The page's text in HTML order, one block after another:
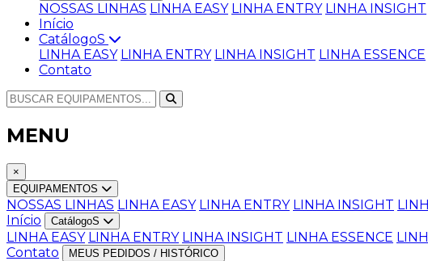
NOSSAS LINHAS LINHA EASY LINHA ENTRY LINHA INSIGHT
Início
CatálogoS
LINHA EASY LINHA ENTRY LINHA INSIGHT LINHA ESSENCE
Contato
MENU
×
EQUIPAMENTOS
NOSSAS LINHAS LINHA EASY LINHA ENTRY LINHA INSIGHT
Início
CatálogoS
LINHA EASY LINHA ENTRY LINHA INSIGHT LINHA ESSENCE
Contato
MEUS PEDIDOS / HISTÓRICO